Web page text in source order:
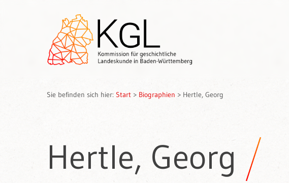
Sie befinden sich hier: Start > Biographien > Hertle, Georg
Hertle, Georg